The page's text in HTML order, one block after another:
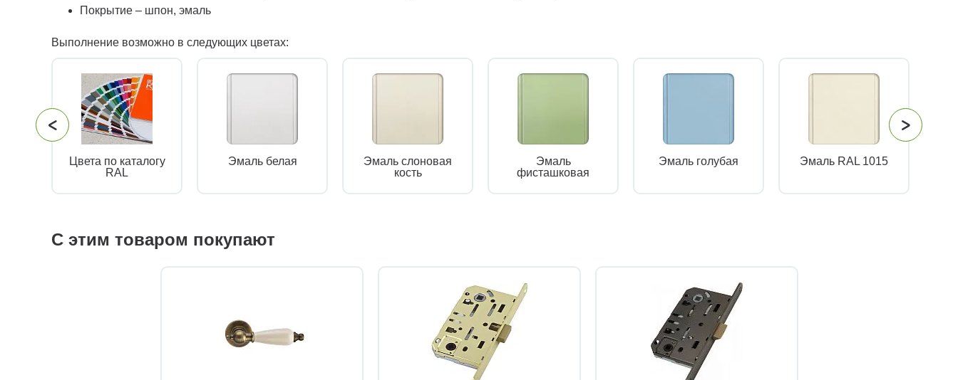
Покрытие – шпон, эмаль
Выполнение возможно в следующих цветах:
Цвета по каталогу
RAL
Эмаль белая
Эмаль слоновая
кость
Эмаль
фисташковая
Эмаль голубая Эмаль RAL 1015
С этим товаром покупают